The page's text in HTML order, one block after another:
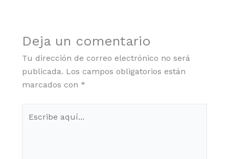
Deja un comentario
Tu dirección de correo electrónico no será
publicada. Los campos obligatorios están
marcados con *
aquí...